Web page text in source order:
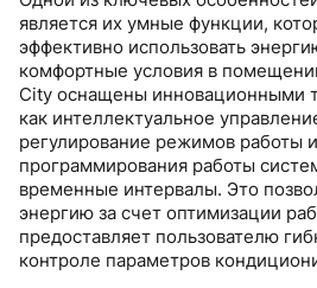
является их умные функции,
эффективно использовать
комфортные условия в
City оснащены инновационными
как интеллектуальное
регулирование режимов работы
программирования работы
временные интервалы. Это
энергию за счет оптимизации
предоставляет пользователю
контроле параметров